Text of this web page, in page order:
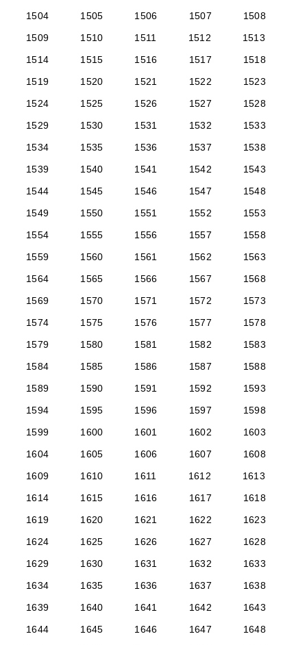
1504
1505 1506 1507
1508
1509
1510 1511 1512
1513
1514
1515 1516 1517
1518
1519
1520 1521 1522
1523
1524
1525 1526 1527
1528
1529
1530 1531 1532
1533
1534
1535 1536 1537
1538
1539
1540 1541 1542
1543
1544
1545 1546 1547
1548
1549
1550 1551 1552
1553
1554
1555 1556 1557
1558
1559
1560 1561 1562
1563
1564
1565 1566 1567
1568
1569
1570 1571 1572
1573
1574
1575 1576 1577
1578
1579
1580 1581 1582
1583
1584
1585 1586 1587
1588
1589
1590 1591 1592
1593
1594
1595 1596 1597
1598
1599
1600 1601 1602
1603
1604
1605 1606 1607
1608
1609
1610 1611 1612
1613
1614
1615 1616 1617
1618
1619
1620 1621 1622
1623
1624
1625 1626 1627
1628
1629
1630 1631 1632
1633
1634
1635 1636 1637
1638
1639
1640 1641 1642
1643
1644
1645 1646 1647
1648